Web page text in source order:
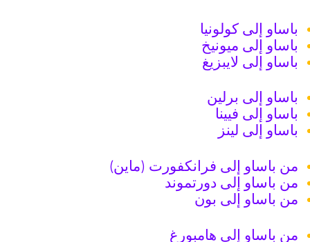
باساو إلى كولونيا
باساو إلى ميونيخ
باساو إلى لايبزيغ
باساو إلى برلين
باساو إلى فيينا
باساو إلى لينز
من باساو إلى فرانكفورت (ماين)
من باساو إلى دورتموند
من باساو إلى بون
من باساو إلى هامبورغ